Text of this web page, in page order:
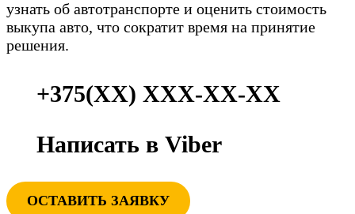
узнать об автотранспорте и оценить стоимость
выкупа авто, что сократит время на принятие
решения.
+375(ХХ) ХХХ-ХХ-ХХ
Написать в Viber
ОСТАВИТЬ ЗАЯВКУ